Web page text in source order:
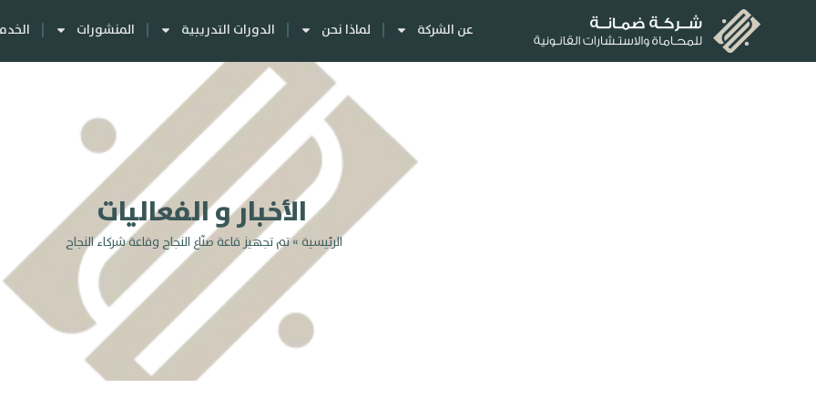
عن الشركة لماذا نحن الدورات التدريبية المنشورات
الأخبار و الفعاليات
الرئيسية»تم تجهيز قاعة صنّاع النجاح وقاعة شركاء النجاح